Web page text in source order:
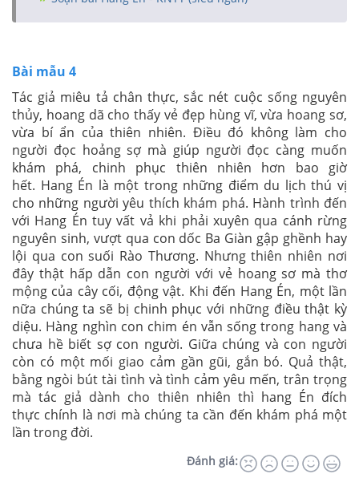
Bài mẫu 4
Tác giả miêu tả chân thực, sắc nét cuộc sống nguyên
thủy, hoang dã cho thấy vẻ đẹp hùng vĩ, vừa hoang sơ,
vừa bí ẩn của thiên nhiên. Điều đó không làm cho
người đọc hoảng sợ mà giúp người đọc càng muốn
khám phá, chinh phục thiên nhiên hơn bao giờ
hết. Hang Én là một trong những điểm du lịch thú vị
cho những người yêu thích khám phá. Hành trình đến
với Hang Én tuy vất vả khi phải xuyên qua cánh rừng
nguyên sinh, vượt qua con dốc Ba Giàn gập ghềnh hay
lội qua con suối Rào Thương. Nhưng thiên nhiên nơi
đây thật hấp dẫn con người với vẻ hoang sơ mà thơ
mộng của cây cối, động vật. Khi đến Hang Én, một lần
nữa chúng ta sẽ bị chinh phục với những điều thật kỳ
diệu. Hàng nghìn con chim én vẫn sống trong hang và
chưa hề biết sợ con người. Giữa chúng và con người
còn có một mối giao cảm gần gũi, gắn bó. Quả thật,
bằng ngòi bút tài tình và tình cảm yêu mến, trân trọng
mà tác giả dành cho thiên nhiên thì hang Én đích
thực chính là nơi mà chúng ta cần đến khám phá một
lần trong đời.
Đánh giá: